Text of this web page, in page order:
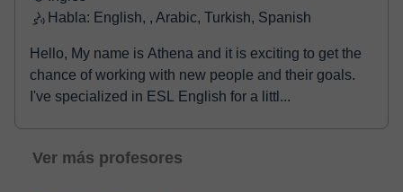
Habla: English, , Arabic, Turkish, Spanish
Hello, My name is Athena and it is exciting to get the
chance of working with new people and their goals.
I've specialized in ESL English for a littl...
Ver más profesores